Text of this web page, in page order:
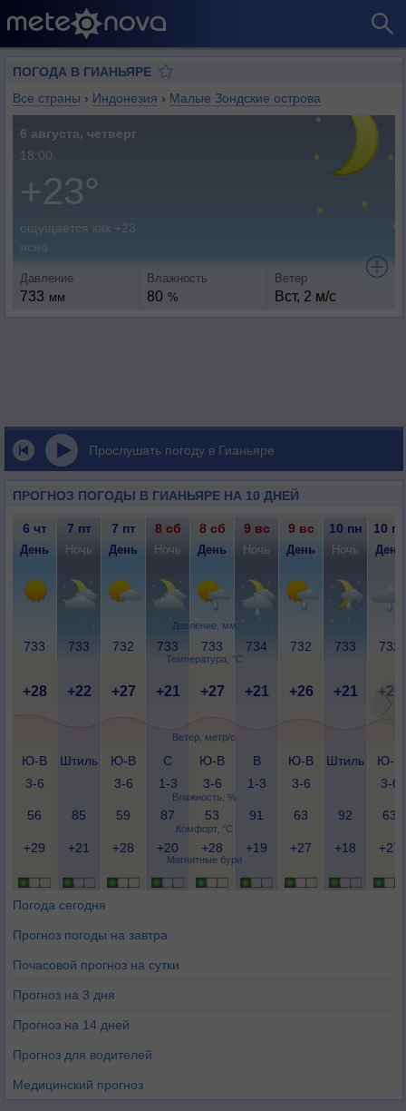
ПОГОДА В ГИАНЬЯРЕ
Все страны › Индонезия › Малые Зондские острова
6 августа, четверг
18:00
+23°
ощущается как +23
ясно
Давление
733 мм
Влажность
80 %
Ветер
Вст, 2 м/с
Прослушать погоду в Гианьяре
ПРОГНОЗ ПОГОДЫ В ГИАНЬЯРЕ НА 10 ДНЕЙ
Давление, мм
Температура, °C
Ветер, метр/с
Влажность, %
Комфорт, °C
Магнитные бури
6 чт 7 пт 7 пт 8 сб 8 сб 9 вс 9 вс 10 пн 10 пн
День Ночь День Ночь День Ночь День Ночь День
733 733 732 733 733 734 732 733 732
+28 +22 +27 +21 +27 +21 +26 +21 +26
Ю-В
3-6
Штиль
Ю-В
3-6
С
1-3
Ю-В
3-6
В
1-3
Ю-В
3-6
Штиль
Ю-В
3-6
56 85 59 87 53 91 63 92 63
+29 +21 +28 +20 +28 +19 +27 +18 +27
Погода сегодня
Прогноз погоды на завтра
Почасовой прогноз на сутки
Прогноз на 3 дня
Прогноз на 14 дней
Прогноз для водителей
Медицинский прогноз